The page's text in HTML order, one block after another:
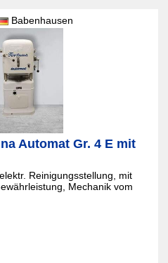
Babenhausen
Automat Gr. 4 E mit
Reinigungsstellung, mit
Mechanik vom